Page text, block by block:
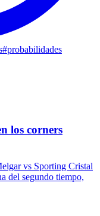
#probabilidades
los corners
vs Sporting Cristal
del segundo tiempo,